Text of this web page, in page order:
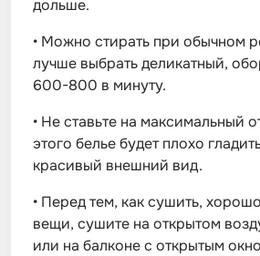
дольше.
• Можно стирать при обычном
лучше выбрать деликатный,
600-800 в минуту.
• Не ставьте на максимальный
этого белье будет плохо
красивый внешний вид.
• Перед тем, как сушить,
вещи, сушите на открытом
или на балконе с открытым